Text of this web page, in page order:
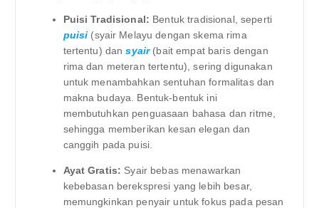
Puisi Tradisional: Bentuk tradisional, seperti
puisi (syair Melayu dengan skema rima
tertentu) dansyair(bait empat baris dengan
rima dan meteran tertentu), sering digunakan
untuk menambahkan sentuhan formalitas dan
makna budaya. Bentuk-bentuk ini
membutuhkan penguasaan bahasa dan ritme,
sehingga memberikan kesan elegan dan
canggih pada puisi.
Ayat Gratis: Syair bebas menawarkan
kebebasan berekspresi yang lebih besar,
memungkinkan penyair untuk fokus pada pesan